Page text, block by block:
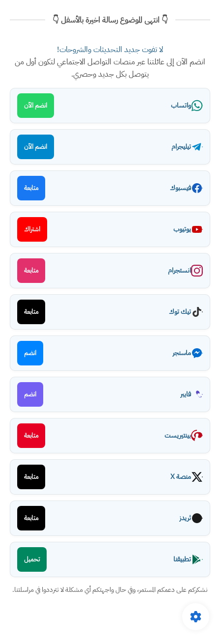
👇 انتهى الموضوع رسالة اخيرة بالأسفل 👇
لا تفوت جديد التحديثات والشروحات!
انضم الآن إلى عائلتنا عبر منصات التواصل الاجتماعي لتكون أول من
يتوصل بكل جديد وحصري.
واتساب انضم الآن
تيليجرام انضم الآن
فيسبوك متابعة
يوتيوب اشتراك
انستجرام متابعة
تيك توك متابعة
ماسنجر انضم
فايبر انضم
بينتيريست متابعة
منصة X متابعة
ثريدز متابعة
تطبيقنا تحميل
نشكركم على دعمكم المستمر، وفي حال واجهتكم أي مشكلة لا تترددوا في مراسلتنا.